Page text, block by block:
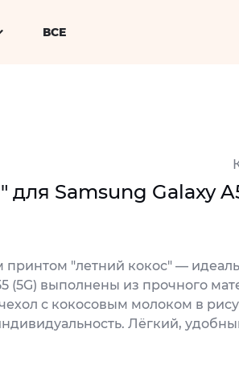
ВСЕ
для Samsung Galaxy
принтом "летний кокос" —
(5G) выполнены из прочного
с кокосовым молоком в
Лёгкий,